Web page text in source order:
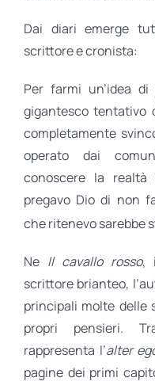
Dai diari emerge
scrittore e cronista:
Per farmi un’idea
gigantesco tentativo
completamente
operato dai
conoscere la realtà
pregavo Dio di non
che ritenevo sarebbe
Ne Il cavallo rosso,
scrittore brianteo,
principali molte delle
propri pensieri.
rappresenta l’alter
pagine dei primi